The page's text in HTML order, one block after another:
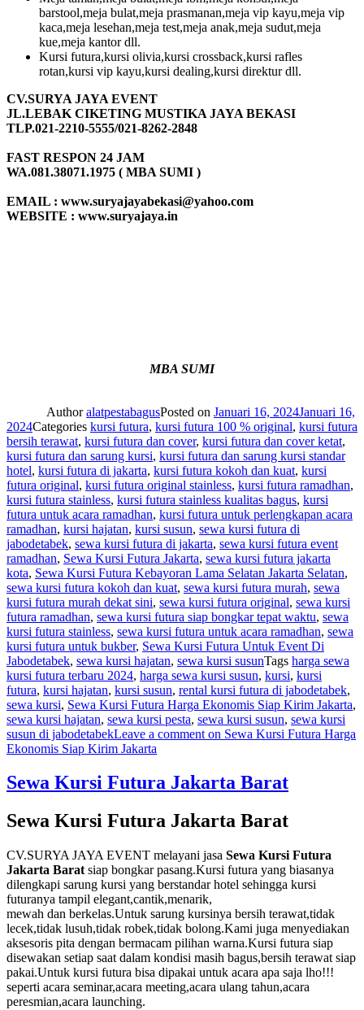
barstool,meja bulat,meja prasmanan,meja vip kayu,meja vip
kaca,meja lesehan,meja test,meja anak,meja sudut,meja
kue,meja kantor dll.
Kursi futura,kursi olivia,kursi crossback,kursi rafles
rotan,kursi vip kayu,kursi dealing,kursi direktur dll.
CV.SURYA JAYA EVENT
JL.LEBAK CIKETING MUSTIKA JAYA BEKASI
TLP.021-2210-5555/021-8262-2848
FAST RESPON 24 JAM
WA.081.38071.1975 ( MBA SUMI )
EMAIL : www.suryajayabekasi@yahoo.com
WEBSITE : www.suryajaya.in
MBA SUMI
AuthoralatpestabagusPosted on Januari 16, 2024Januari 16,
2024Categories kursi futura, kursi futura 100 % original, kursi futura
bersih terawat, kursi futura dan cover, kursi futura dan cover ketat,
kursi futura dan sarung kursi, kursi futura dan sarung kursi standar
hotel, kursi futura di jakarta, kursi futura kokoh dan kuat, kursi
futura original, kursi futura original stainless, kursi futura ramadhan,
kursi futura stainless, kursi futura stainless kualitas bagus, kursi
futura untuk acara ramadhan, kursi futura untuk perlengkapan acara
ramadhan, kursi hajatan, kursi susun, sewa kursi futura di
jabodetabek, sewa kursi futura di jakarta, sewa kursi futura event
ramadhan, Sewa Kursi Futura Jakarta, sewa kursi futura jakarta
kota, Sewa Kursi Futura Kebayoran Lama Selatan Jakarta Selatan,
sewa kursi futura kokoh dan kuat, sewa kursi futura murah, sewa
kursi futura murah dekat sini, sewa kursi futura original, sewa kursi
futura ramadhan, sewa kursi futura siap bongkar tepat waktu, sewa
kursi futura stainless, sewa kursi futura untuk acara ramadhan, sewa
kursi futura untuk bukber, Sewa Kursi Futura Untuk Event Di
Jabodetabek, sewa kursi hajatan, sewa kursi susunTags harga sewa
kursi futura terbaru 2024, harga sewa kursi susun, kursi, kursi
futura, kursi hajatan, kursi susun, rental kursi futura di jabodetabek,
sewa kursi, Sewa Kursi Futura Harga Ekonomis Siap Kirim Jakarta,
sewa kursi hajatan, sewa kursi pesta, sewa kursi susun, sewa kursi
susun di jabodetabekLeave a comment on Sewa Kursi Futura Harga
Ekonomis Siap Kirim Jakarta
Sewa Kursi Futura Jakarta Barat
Sewa Kursi Futura Jakarta Barat
CV.SURYA JAYA EVENT melayani jasa Sewa Kursi Futura
Jakarta Barat siap bongkar pasang.Kursi futura yang biasanya
dilengkapi sarung kursi yang berstandar hotel sehingga kursi
futuranya tampil elegant,cantik,menarik,
mewah dan berkelas.Untuk sarung kursinya bersih terawat,tidak
lecek,tidak lusuh,tidak robek,tidak bolong.Kami juga menyediakan
aksesoris pita dengan bermacam pilihan warna.Kursi futura siap
disewakan setiap saat dalam kondisi masih bagus,bersih terawat siap
pakai.Untuk kursi futura bisa dipakai untuk acara apa saja lho!!!
seperti acara seminar,acara meeting,acara ulang tahun,acara
peresmian,acara launching.